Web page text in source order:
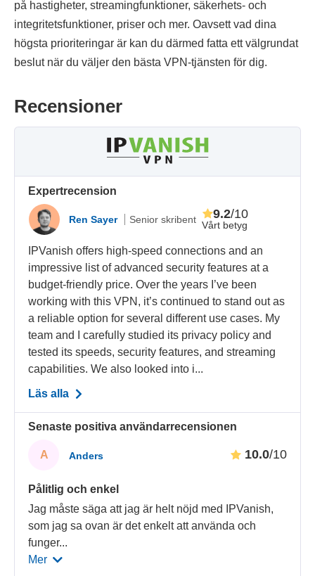
på hastigheter, streamingfunktioner, säkerhets- och
integritetsfunktioner, priser och mer. Oavsett vad dina
högsta prioriteringar är kan du därmed fatta ett välgrundat
beslut när du väljer den bästa VPN-tjänsten för dig.
Recensioner
Expertrecension
Ren Sayer Senior skribent Vårt betyg
9.2/10
IPVanish offers high-speed connections and an
impressive list of advanced security features at a
budget-friendly price. Over the years I’ve been
working with this VPN, it’s continued to stand out as
a reliable option for several different use cases. My
team and I carefully studied its privacy policy and
tested its speeds, security features, and streaming
capabilities. We also looked into i...
Läs alla
Senaste positiva användarrecensionen
A Anders 10.0/10
Pålitlig och enkel
Jag måste säga att jag är helt nöjd med IPVanish,
som jag sa ovan är det enkelt att använda och
funger...
Mer